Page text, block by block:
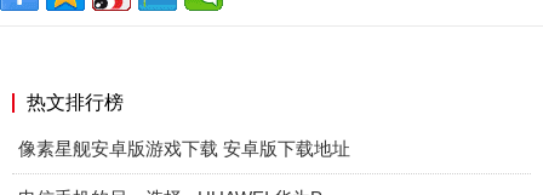
热文排行榜
像素星舰安卓版游戏下载 安卓版下载地址